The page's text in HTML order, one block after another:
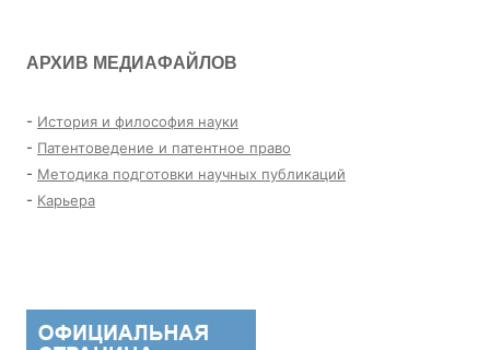
АРХИВ МЕДИАФАЙЛОВ
- История и философия науки
- Патентоведение и патентное право
- Методика подготовки научных публикаций
- Карьера